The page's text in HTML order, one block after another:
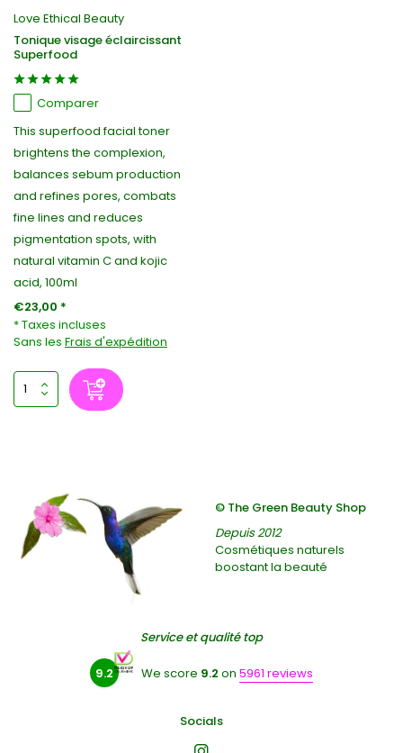
Love Ethical Beauty
Tonique visage éclaircissant
Superfood
Comparer
This superfood facial toner
brightens the complexion,
balances sebum production
and refines pores, combats
fine lines and reduces
pigmentation spots, with
natural vitamin C and kojic
acid, 100ml
€23,00 *
* Taxes incluses
Sans les Frais d'expédition
© The Green Beauty Shop
Depuis 2012
Cosmétiques naturels
boostant la beauté
Service et qualité top
9.2 We score 9.2 on 5961 reviews
Socials